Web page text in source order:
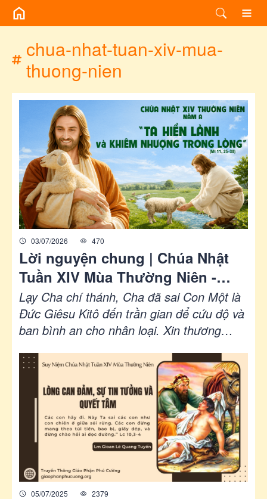
chua-nhat-tuan-xiv-mua-
thuong-nien
03/07/2026 470
Lời nguyện chung | Chúa Nhật
Tuần XIV Mùa Thường Niên -
Năm A | Giáo Phận Phú Cường
Lạy Cha chí thánh, Cha đã sai Con Một là
Đức Giêsu Kitô đến trần gian để cứu độ và
ban bình an cho nhân loại. Xin thương
giúp chúng con ngày càng nên giống Đức
Kitô hiền hậu và khiêm nhường, hầu trở
nên chứng nhân của Tin mừng tình thương
giữa cuộc đời. Chúng con cầu xin nhờ Đức
Kitô, Chúa chúng con.
05/07/2025 2379
/chuyen-de/tag?id=chua-nhat-tuan-xiv-mua-thuong-nien